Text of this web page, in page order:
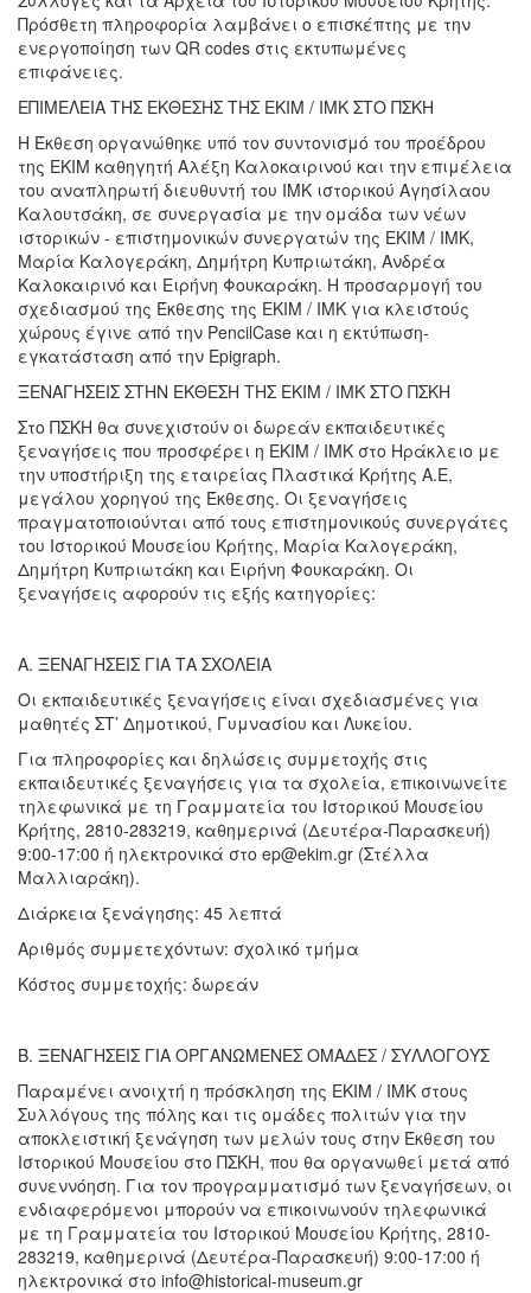
Πρόσθετη πληροφορία λαμβάνει ο επισκέπτης με την
ενεργοποίηση των QR codes στις εκτυπωμένες
επιφάνειες.
ΕΠΙΜΕΛΕΙΑ ΤΗΣ ΕΚΘΕΣΗΣ ΤΗΣ ΕΚΙΜ / ΙΜΚ ΣΤΟ ΠΣΚΗ
Η Έκθεση οργανώθηκε υπό τον συντονισμό του προέδρου
της ΕΚΙΜ καθηγητή Αλέξη Καλοκαιρινού και την επιμέλεια
του αναπληρωτή διευθυντή του ΙΜΚ ιστορικού Αγησίλαου
Καλουτσάκη, σε συνεργασία με την ομάδα των νέων
ιστορικών - επιστημονικών συνεργατών της ΕΚΙΜ / ΙΜΚ,
Μαρία Καλογεράκη, Δημήτρη Κυπριωτάκη, Ανδρέα
Καλοκαιρινό και Ειρήνη Φουκαράκη. Η προσαρμογή του
σχεδιασμού της Έκθεσης της ΕΚΙΜ / ΙΜΚ για κλειστούς
χώρους έγινε από την PencilCase και η εκτύπωση-
εγκατάσταση από την Epigraph.
ΞΕΝΑΓΗΣΕΙΣ ΣΤΗΝ ΕΚΘΕΣΗ ΤΗΣ ΕΚΙΜ / ΙΜΚ ΣΤΟ ΠΣΚΗ
Στο ΠΣΚΗ θα συνεχιστούν οι δωρεάν εκπαιδευτικές
ξεναγήσεις που προσφέρει η ΕΚΙΜ / ΙΜΚ στο Ηράκλειο με
την υποστήριξη της εταιρείας Πλαστικά Κρήτης Α.Ε,
μεγάλου χορηγού της Έκθεσης. Οι ξεναγήσεις
πραγματοποιούνται από τους επιστημονικούς συνεργάτες
του Ιστορικού Μουσείου Κρήτης, Μαρία Καλογεράκη,
Δημήτρη Κυπριωτάκη και Ειρήνη Φουκαράκη. Οι
ξεναγήσεις αφορούν τις εξής κατηγορίες:
Α. ΞΕΝΑΓΗΣΕΙΣ ΓΙΑ ΤΑ ΣΧΟΛΕΙΑ
Οι εκπαιδευτικές ξεναγήσεις είναι σχεδιασμένες για
μαθητές ΣΤ’ Δημοτικού, Γυμνασίου και Λυκείου.
Για πληροφορίες και δηλώσεις συμμετοχής στις
εκπαιδευτικές ξεναγήσεις για τα σχολεία, επικοινωνείτε
τηλεφωνικά με τη Γραμματεία του Ιστορικού Μουσείου
Κρήτης, 2810-283219, καθημερινά (Δευτέρα-Παρασκευή)
9:00-17:00 ή ηλεκτρονικά στο ep@ekim.gr (Στέλλα
Μαλλιαράκη).
Διάρκεια ξενάγησης: 45 λεπτά
Αριθμός συμμετεχόντων: σχολικό τμήμα
Κόστος συμμετοχής: δωρεάν
Β. ΞΕΝΑΓΗΣΕΙΣ ΓΙΑ ΟΡΓΑΝΩΜΕΝΕΣ ΟΜΑΔΕΣ / ΣΥΛΛΟΓΟΥΣ
Παραμένει ανοιχτή η πρόσκληση της ΕΚΙΜ / ΙΜΚ στους
Συλλόγους της πόλης και τις ομάδες πολιτών για την
αποκλειστική ξενάγηση των μελών τους στην Έκθεση του
Ιστορικού Μουσείου στο ΠΣΚΗ, που θα οργανωθεί μετά από
συνεννόηση. Για τον προγραμματισμό των ξεναγήσεων, οι
ενδιαφερόμενοι μπορούν να επικοινωνούν τηλεφωνικά
με τη Γραμματεία του Ιστορικού Μουσείου Κρήτης, 2810-
283219, καθημερινά (Δευτέρα-Παρασκευή) 9:00-17:00 ή
ηλεκτρονικά στο info@historical-museum.gr